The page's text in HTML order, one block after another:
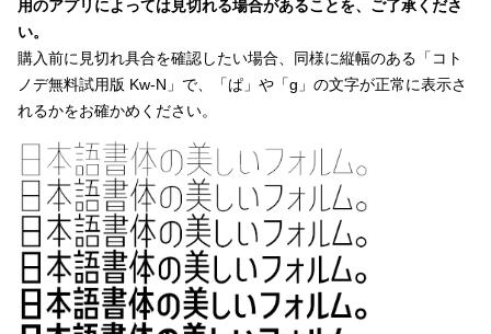
お問い合わせ
セット or 単体
文字種類
価格帯
〜
用のアプリによっては見切れる場合があることを、ご了承くださ
い。
購入前に見切れ具合を確認したい場合、同様に縦幅のある「コト
ノデ無料試用版 Kw-N」で、「ぱ」や「g」の文字が正常に表示さ
れるかをお確かめください。